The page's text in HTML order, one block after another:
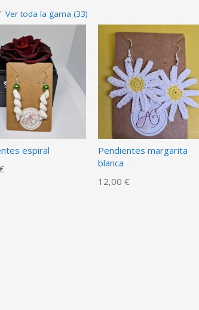
Ver toda la gama (33)
espiral
Pendientes margarita
blanca
12,00 €